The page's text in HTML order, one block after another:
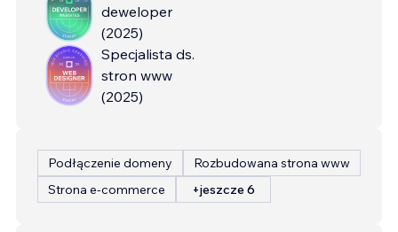
deweloper
(2025)
Specjalista ds.
stron www
(2025)
Podłączenie domeny
Rozbudowana strona www
Strona e-commerce
+jeszcze 6